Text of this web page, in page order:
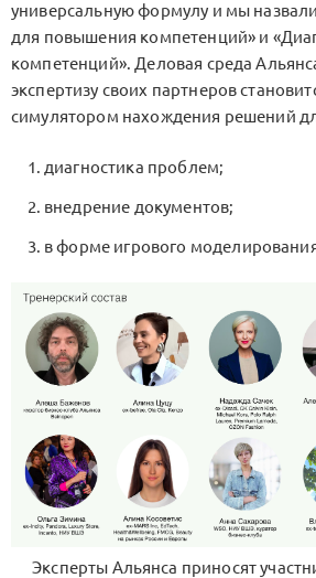
универсальную формулу и мы
для повышения компетенций» и
компетенций». Деловая среда
экспертизу своих партнеров
симулятором нахождения решений
диагностика проблем;
внедрение документов;
в форме игрового
Эксперты Альянса приносят